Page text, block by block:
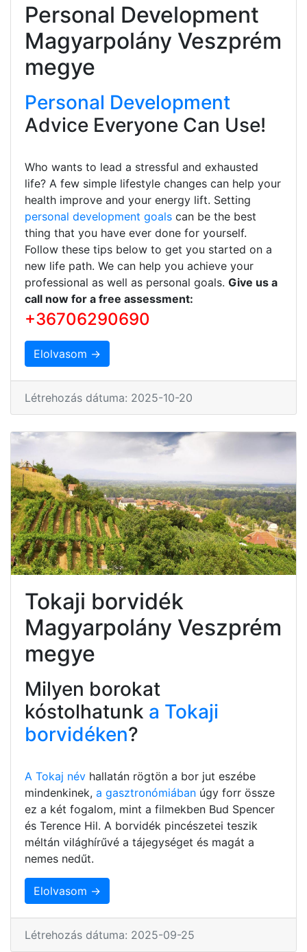
Personal Development
Magyarpolány Veszprém
megye
Personal Development
Advice Everyone Can Use!
Who wants to lead a stressful and exhausted
life? A few simple lifestyle changes can help your
health improve and your energy lift. Setting
personal development goals can be the best
thing that you have ever done for yourself.
Follow these tips below to get you started on a
new life path. We can help you achieve your
professional as well as personal goals. Give us a
call now for a free assessment:
+36706290690
Elolvasom →
Létrehozás dátuma: 2025-10-20
Tokaji borvidék
Magyarpolány Veszprém
megye
Milyen borokat
kóstolhatunk a Tokaji
borvidéken?
A Tokaj név hallatán rögtön a bor jut eszébe
mindenkinek, a gasztronómiában úgy forr össze
ez a két fogalom, mint a filmekben Bud Spencer
és Terence Hil. A borvidék pincészetei teszik
méltán világhírűvé a tájegységet és magát a
nemes nedűt.
Elolvasom →
Létrehozás dátuma: 2025-09-25